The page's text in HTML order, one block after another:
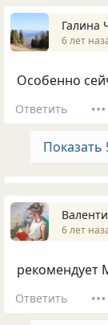
Галина
6 лет
Особенно
Ответить
Показать
6 лет
рекомендует
Ответить